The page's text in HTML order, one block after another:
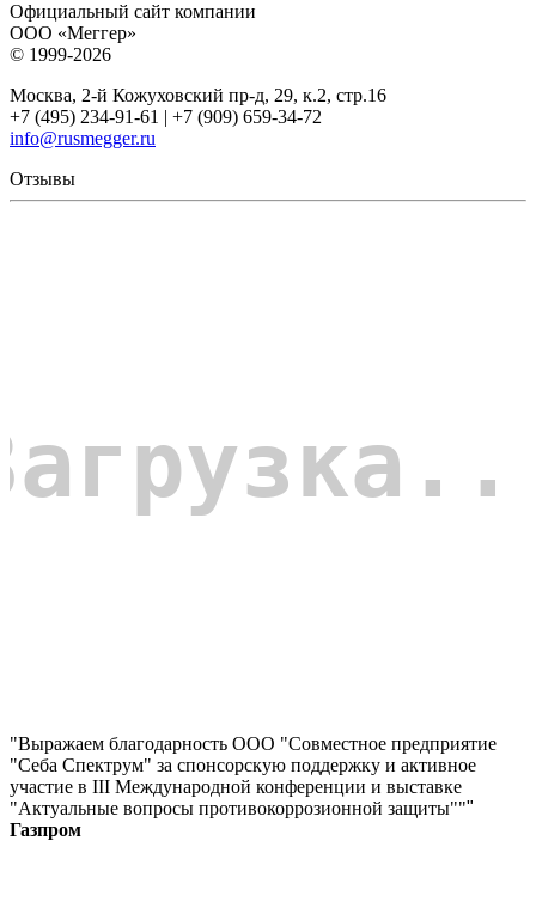
Официальный сайт компании
ООО «Меггер»
© 1999-2026
Москва, 2-й Кожуховский пр-д, 29, к.2, стр.16
+7 (495) 234-91-61 | +7 (909) 659-34-72
info@rusmegger.ru
Отзывы
"Выражаем благодарность ООО "Совместное предприятие
"Себа Спектрум" за спонсорскую поддержку и активное
участие в III Международной конференции и выставке
"Актуальные вопросы противокоррозионной защиты"""
Газпром